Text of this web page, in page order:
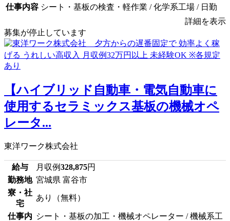
仕事内容 シート・基板の検査・軽作業 / 化学系工場 / 日勤
詳細を表示
募集が停止しています
【ハイブリッド自動車・電気自動車に
使用するセラミックス基板の機械オペ
レータ...
東洋ワーク株式会社
給与 月収例328,875円
勤務地 宮城県 富谷市
寮・社
宅
あり（無料）
仕事内 シート・基板の加工・機械オペレーター / 機械系工